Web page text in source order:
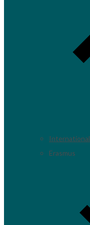
International
Erasmus